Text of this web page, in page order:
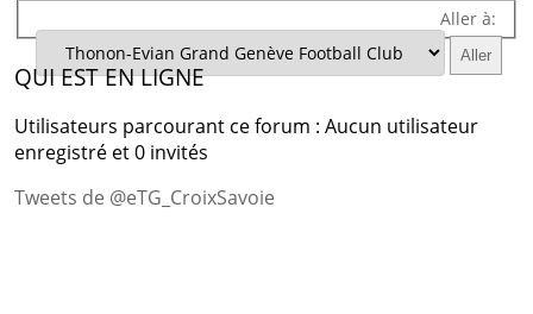
Aller à:
QUI EST EN LIGNE
Utilisateurs parcourant ce forum : Aucun utilisateur
enregistré et 0 invités
Tweets de @eTG_CroixSavoie